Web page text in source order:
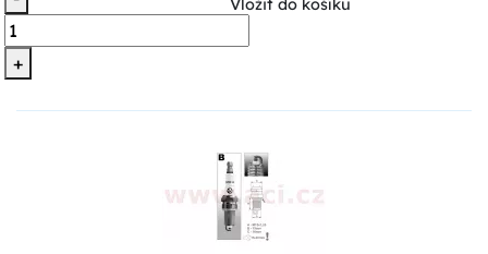
+
Vložit do košíku